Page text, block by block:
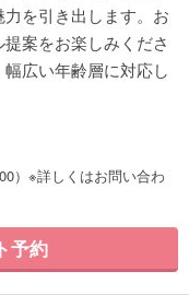
を引き出します。お
案をお楽しみくださ
広い年齢層に対応し
）※詳しくはお問い合わ
予約